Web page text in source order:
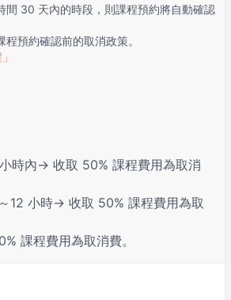
間 30 天內的時段，則課程預約將自動確認
預約確認前的取消政策。
時內→ 收取 50% 課程費用為取消
12 小時→ 收取 50% 課程費用為取
課程費用為取消費。